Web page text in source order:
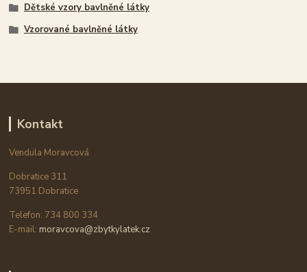
Dětské vzory bavlněné látky
Vzorované bavlněné látky
Kontakt
Vendula Moravcová
Dobratice 311
73951 Dobratice
Telefon: 734 800 334
E-mail: moravcova@zbytkylatek.cz